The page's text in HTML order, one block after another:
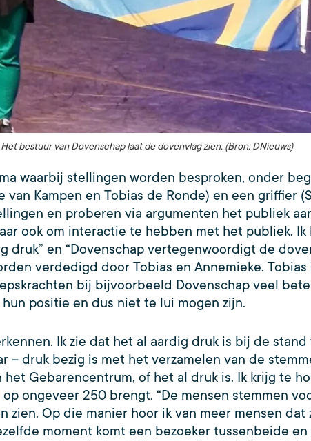
Het bestuur van Dovenschap laat de dovenvlag zien. (Bron: DNieuws)
waarbij stellingen worden besproken, onder
van Kampen en Tobias de Ronde) en een griffier
en proberen via argumenten het publiek
ook om interactie te hebben met het publiek.
druk” en “Dovenschap vertegenwoordigt de
verdedigd door Tobias en Annemieke.
bij bijvoorbeeld Dovenschap veel
positie en dus niet te lui mogen zijn.
Ik zie dat het al aardig druk is bij de
– druk bezig is met het verzamelen van de
Gebarencentrum, of het al druk is. Ik krijg te
ongeveer 250 brengt. “De mensen stemmen
zien. Op die manier hoor ik van meer mensen dat
moment komt een bezoeker tussenbeide